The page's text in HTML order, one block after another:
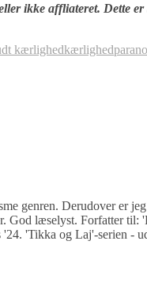
ikke affliateret. Dette
kærlighedkærlighed
genren. Derudover er
God læselyst. Forfatter til:
'Tikka og Laj'-serien -